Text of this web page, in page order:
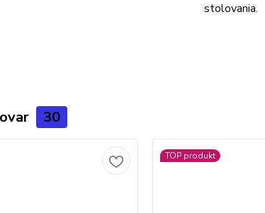
stolovania.
30
TOP produkt